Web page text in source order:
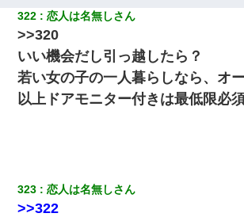
322 恋人は名無しさん
>>320
いい機会だし引っ越したら？
若い女の子の一人暮らしなら、オ
以上ドアモニター付きは最低限必
323 恋人は名無しさん
>>322